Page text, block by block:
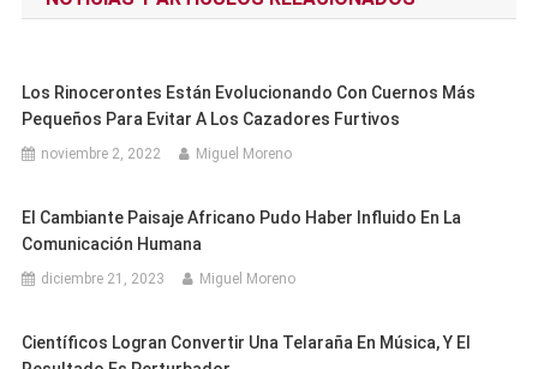
entradas
Los Rinocerontes Están Evolucionando Con Cuernos Más
Pequeños Para Evitar A Los Cazadores Furtivos
noviembre 2, 2022 Miguel Moreno
El Cambiante Paisaje Africano Pudo Haber Influido En La
Comunicación Humana
diciembre 21, 2023 Miguel Moreno
Científicos Logran Convertir Una Telaraña En Música, Y El